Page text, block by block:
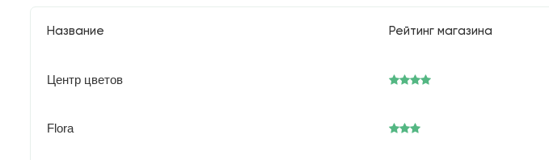
Название Рейтинг магазина
Центр цветов
Flora